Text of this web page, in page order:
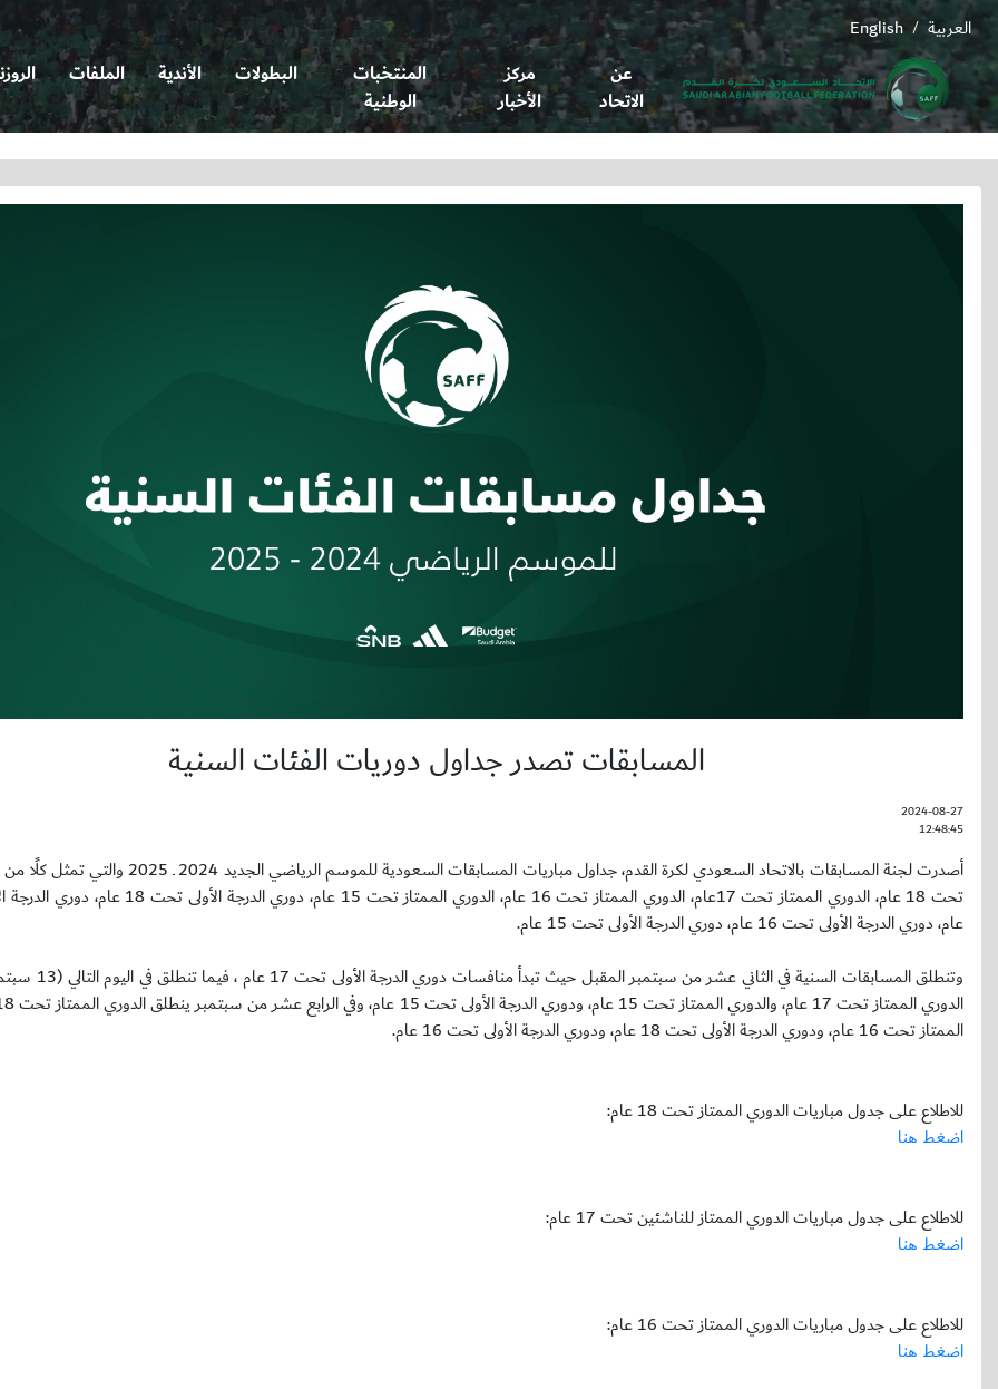
English / العربية
عن
الاتحاد
مركز
الأخبار
المنتخبات
الوطنية
البطولات الأندية الملفات
المسابقات تصدر جداول دوريات الفئات السنية
2024-08-27
12:48:45
أصدرت لجنة المسابقات بالاتحاد السعودي لكرة القدم، جداول مباريات المسابقات
عام، دوري الدرجة الأولى تحت 16 عام، دوري الدرجة الأولى تحت 15 عام.
وتنطلق المسابقات السنية في
الممتاز تحت 16 عام، ودوري الدرجة الأولى تحت 18 عام، ودوري الدرجة الأولى تحت 16 عام.
للاطلاع على جدول مباريات الدوري الممتاز تحت 18 عام:
اضغط هنا
للاطلاع على جدول مباريات الدوري الممتاز للناشئين تحت 17 عام:
اضغط هنا
للاطلاع على جدول مباريات الدوري الممتاز تحت 16 عام:
اضغط هنا